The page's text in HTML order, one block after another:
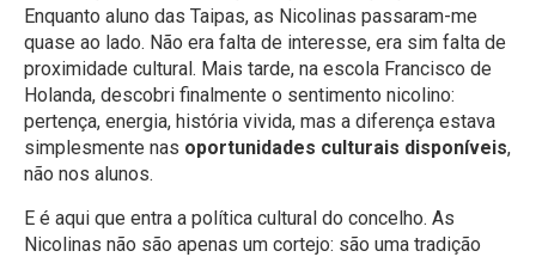
Enquanto aluno das Taipas, as Nicolinas passaram-me
quase ao lado. Não era falta de interesse, era sim falta de
proximidade cultural. Mais tarde, na escola Francisco de
Holanda, descobri finalmente o sentimento nicolino:
pertença, energia, história vivida, mas a diferença estava
simplesmente nas oportunidades culturais disponíveis,
não nos alunos.
E é aqui que entra a política cultural do concelho. As
Nicolinas não são apenas um cortejo: são uma tradição